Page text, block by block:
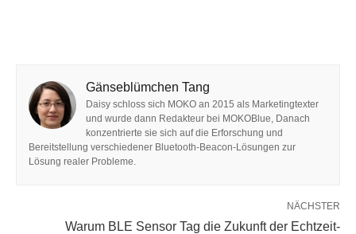
Gänseblümchen Tang
Daisy schloss sich MOKO an 2015 als Marketingtexter
und wurde dann Redakteur bei MOKOBlue, Danach
konzentrierte sie sich auf die Erforschung und
Bereitstellung verschiedener Bluetooth-Beacon-Lösungen zur
Lösung realer Probleme.
NÄCHSTER
Warum BLE Sensor Tag die Zukunft der Echtzeit-